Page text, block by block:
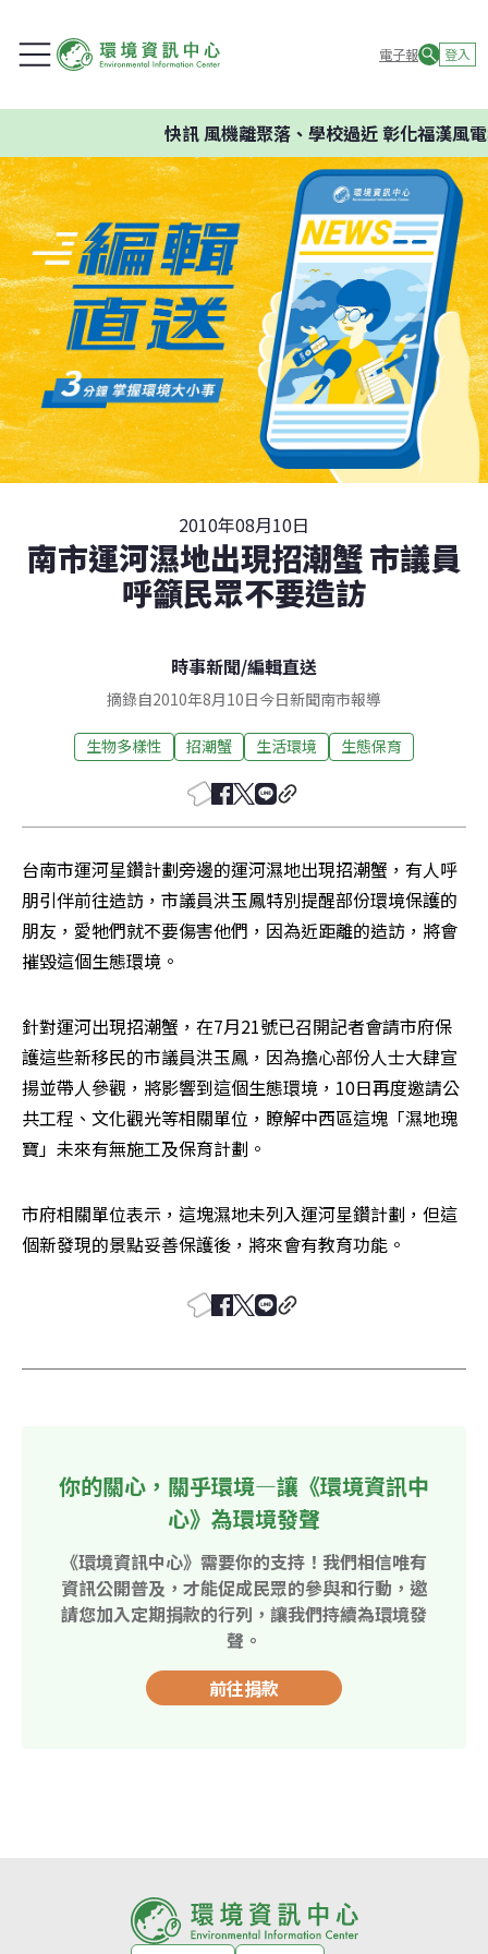
電子報 登入
快訊風機離聚落、學校過近 彰化福漢風電
2010年08月10日
南市運河濕地出現招潮蟹 市議員
呼籲民眾不要造訪
時事新聞/編輯直送
摘錄自2010年8月10日今日新聞南市報導
生物多樣性 招潮蟹 生活環境 生態保育
台南市運河星鑽計劃旁邊的運河濕地出現招潮蟹，有人呼
朋引伴前往造訪，市議員洪玉鳳特別提醒部份環境保護的
朋友，愛牠們就不要傷害他們，因為近距離的造訪，將會
摧毀這個生態環境。
針對運河出現招潮蟹，在7月21號已召開記者會請市府保
護這些新移民的市議員洪玉鳳，因為擔心部份人士大肆宣
揚並帶人參觀，將影響到這個生態環境，10日再度邀請公
共工程、文化觀光等相關單位，瞭解中西區這塊「濕地瑰
寶」未來有無施工及保育計劃。
市府相關單位表示，這塊濕地未列入運河星鑽計劃，但這
個新發現的景點妥善保護後，將來會有教育功能。
你的關心，關乎環境—讓《環境資訊中
心》為環境發聲
《環境資訊中心》需要你的支持！我們相信唯有
資訊公開普及，才能促成民眾的參與和行動，邀
請您加入定期捐款的行列，讓我們持續為環境發
聲。
前往捐款